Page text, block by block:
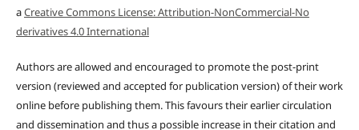
aCreative Commons License: Attribution-NonCommercial-No
derivatives 4.0 International
Authors are allowed and encouraged to promote the post-print
version (reviewed and accepted for publication version) of their work
online before publishing them. This favours their earlier circulation
and dissemination and thus a possible increase in their citation and